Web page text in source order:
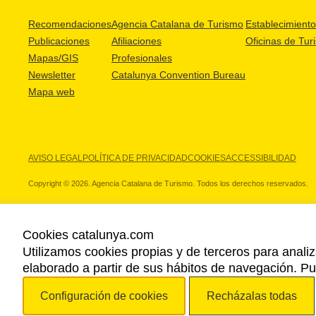
Recomendaciones
Publicaciones
Mapas/GIS
Newsletter
Mapa web
Agencia Catalana de Turismo
Afiliaciones
Profesionales
Catalunya Convention Bureau
Oficinas de
AVISO LEGALPOLÍTICA DE PRIVACIDADCOOKIESACCESSIBILIDAD
Copyright © 2026. Agencia Catalana de Turismo. Todos los derechos reservados.
NUESTROS PARTNERS
Cookies catalunya.com
Utilizamos cookies propias y de terceros para
elaborado a partir de sus hábitos de navegación.
Configuración de cookies Recházalas todas